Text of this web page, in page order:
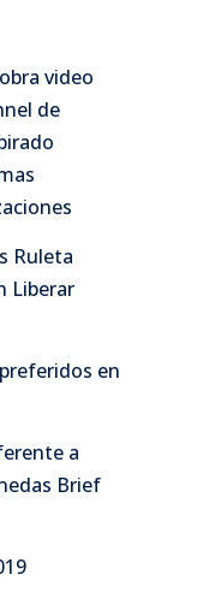
video
de
Ruleta
Liberar
en
a
Brief